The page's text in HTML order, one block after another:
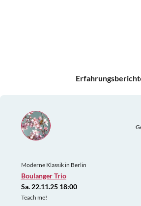
Moderne Klassik in Berlin
Boulanger Trio
Sa. 22.11.25 18:00
Teach me!